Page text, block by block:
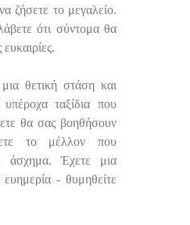
ζήσετε το μεγαλείο.
ότι σύντομα θα
θετική στάση και
ταξίδια που
θα σας βοηθήσουν
το μέλλον που
άσχημα. Έχετε μια
- θυμηθείτε